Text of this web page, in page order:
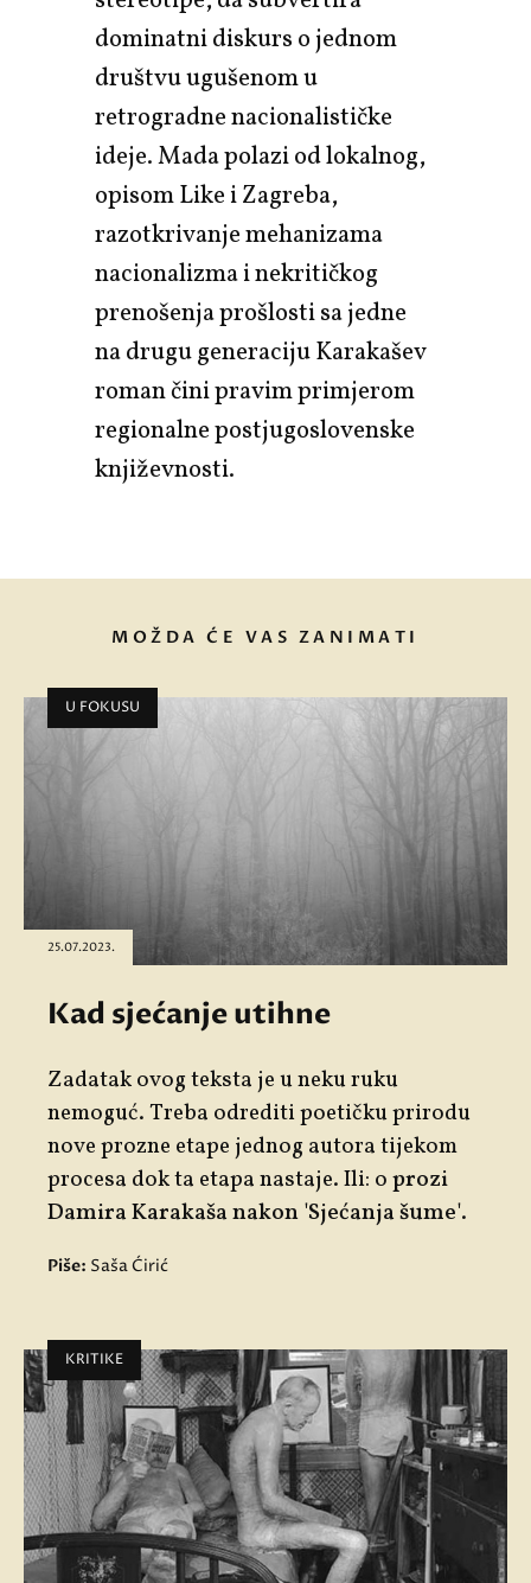
dominatni diskurs o jednom
društvu ugušenom u
retrogradne nacionalističke
ideje. Mada polazi od lokalnog,
opisom Like i Zagreba,
razotkrivanje mehanizama
nacionalizma i nekritičkog
prenošenja prošlosti sa jedne
na drugu generaciju Karakašev
roman čini pravim primjerom
regionalne postjugoslovenske
književnosti.
MOŽDA ĆE VAS ZANIMATI
U FOKUSU
25.07.2023.
Kad sjećanje utihne
Zadatak ovog teksta je u neku ruku
nemoguć. Treba odrediti poetičku prirodu
nove prozne etape jednog autora tijekom
procesa dok ta etapa nastaje. Ili: oprozi
Damira Karakaša nakon 'Sjećanja šume'.
Piše: Saša Ćirić
KRITIKE